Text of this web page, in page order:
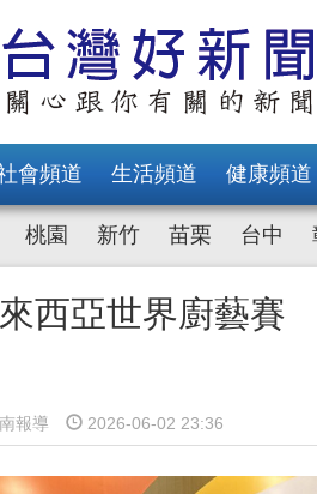
會頻道 生活頻道 健康頻道
桃園 新竹 苗栗 台中
西亞世界廚藝賽
報導 2026-06-02 23:36